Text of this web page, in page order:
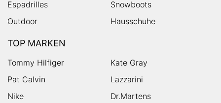
Espadrilles
Snowboots
Outdoor
Hausschuhe
TOP MARKEN
Tommy Hilfiger
Kate Gray
Pat Calvin
Lazzarini
Nike
Dr.Martens